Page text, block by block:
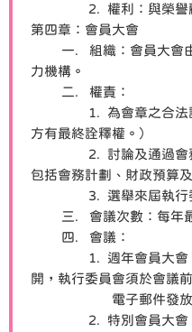
2. 權利：與榮譽顧
第四章：會員大會
一. 組織：會員大會由
力機構。
二. 權責：
1. 為會章之合法詮釋
方有最終詮釋權。）
2. 討論及通過會務報
包括會務計劃、財政預算
3. 選舉來屆執行委
三. 會議次數：每年最
四. 會議：
1. 週年會員大會：由
開，執行委員會須於會議
電子郵件發放通知
2. 特別會員大會：由